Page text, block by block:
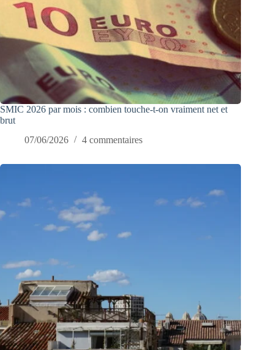
SMIC 2026 par mois : combien touche-t-on vraiment net et
brut
07/06/2026
4 commentaires